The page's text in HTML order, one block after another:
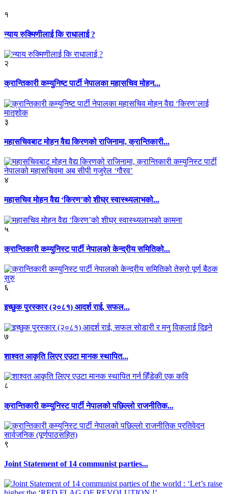
१
न्याय रुक्मिणीलाई कि राधालाई ?
२
क्रान्तिकारी कम्युनिष्ट पार्टी नेपालका महासचिव मोहन...
३
महासचिवबाट मोहन वैद्य किरणको राजिनामा, क्रान्तिकारी...
४
महासचिव मोहन वैद्य ‘किरण’को शीघ्र स्वास्थ्यलाभको...
५
क्रान्तिकारी कम्युनिस्ट पार्टी नेपालको केन्द्रीय समितिको...
६
इच्छुक पुरस्कार (२०८१) आदर्श राई, सफल...
७
शाश्वत आकृति लिएर एउटा मानक स्थापित...
८
क्रान्तिकारी कम्युनिस्ट पार्टी नेपालको पछिल्लो राजनीतिक...
९
Joint Statement of 14 communist parties...